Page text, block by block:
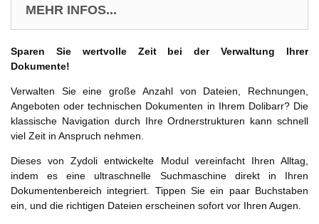
MEHR INFOS...
Sparen Sie wertvolle Zeit bei der Verwaltung Ihrer
Dokumente!
Verwalten Sie eine große Anzahl von Dateien, Rechnungen,
Angeboten oder technischen Dokumenten in Ihrem Dolibarr? Die
klassische Navigation durch Ihre Ordnerstrukturen kann schnell
viel Zeit in Anspruch nehmen.
Dieses von Zydoli entwickelte Modul vereinfacht Ihren Alltag,
indem es eine ultraschnelle Suchmaschine direkt in Ihren
Dokumentenbereich integriert. Tippen Sie ein paar Buchstaben
ein, und die richtigen Dateien erscheinen sofort vor Ihren Augen.